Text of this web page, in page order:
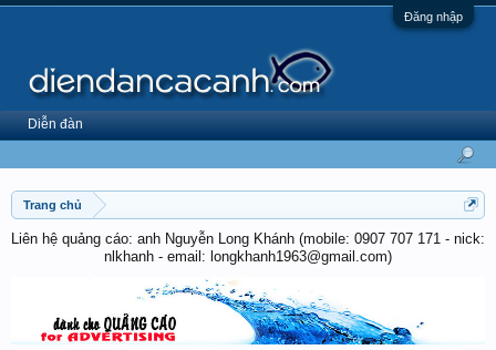
Đăng nhập
Trang chủ
Liên hệ quảng cáo: anh Nguyễn Long Khánh (mobile: 0907 707 171 - nick:
nlkhanh - email: longkhanh1963@gmail.com)
Diễn đàn